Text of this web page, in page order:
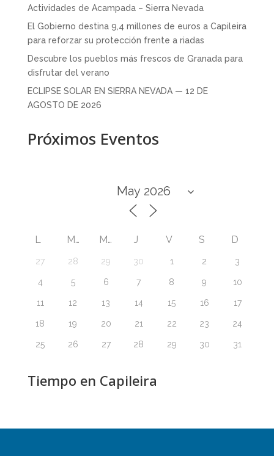
Actividades de Acampada – Sierra Nevada
El Gobierno destina 9,4 millones de euros a Capileira
para reforzar su protección frente a riadas
Descubre los pueblos más frescos de Granada para
disfrutar del verano
ECLIPSE SOLAR EN SIERRA NEVADA — 12 DE
AGOSTO DE 2026
Próximos Eventos
L M M J V S D
27 28 29 30 1 2 3
4 5 6 7 8 9 10
11 12 13 14 15 16 17
18 19 20 21 22 23 24
25 26 27 28 29 30 31
Tiempo en Capileira